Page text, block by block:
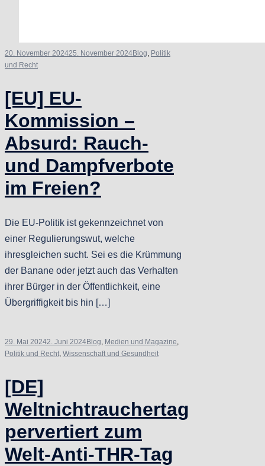
20. November 202425. November 2024Blog, Politik
und Recht
[EU] EU-
Kommission –
Absurd: Rauch-
und Dampfverbote
im Freien?
Die EU-Politik ist gekennzeichnet von
einer Regulierungswut, welche
ihresgleichen sucht. Sei es die Krümmung
der Banane oder jetzt auch das Verhalten
ihrer Bürger in der Öffentlichkeit, eine
Übergriffigkeit bis hin […]
29. Mai 20242. Juni 2024Blog, Medien und Magazine,
Politik und Recht, Wissenschaft und Gesundheit
[DE]
Weltnichtrauchertag
pervertiert zum
Welt-Anti-THR-Tag